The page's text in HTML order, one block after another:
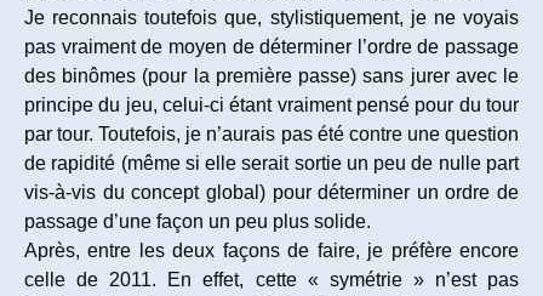
Je reconnais toutefois que, stylistiquement, je ne voyais
pas vraiment de moyen de déterminer l’ordre de passage
des binômes (pour la première passe) sans jurer avec le
principe du jeu, celui-ci étant vraiment pensé pour du tour
par tour. Toutefois, je n’aurais pas été contre une question
de rapidité (même si elle serait sortie un peu de nulle part
vis-à-vis du concept global) pour déterminer un ordre de
passage d’une façon un peu plus solide.
Après, entre les deux façons de faire, je préfère encore
celle de 2011. En effet, cette « symétrie » n’est pas